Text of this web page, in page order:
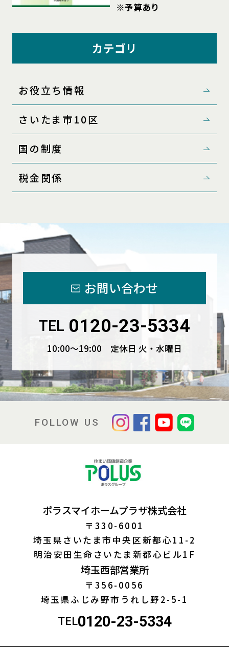
※予算あり
カテゴリ
お役立ち情報
さいたま市10区
国の制度
税金関係
お問い合わせ
TEL 0120-23-5334
10:00〜19:00 定休日 火・水曜日
FOLLOW US
ポラスマイホームプラザ株式会社
〒330-6001
埼玉県さいたま市中央区新都心11-2
明治安田生命さいたま新都心ビル1F
埼玉西部営業所
〒356-0056
埼玉県ふじみ野市うれし野2-5-1
TEL0120-23-5334